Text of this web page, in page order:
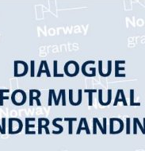
you to the 1st platform
project, which